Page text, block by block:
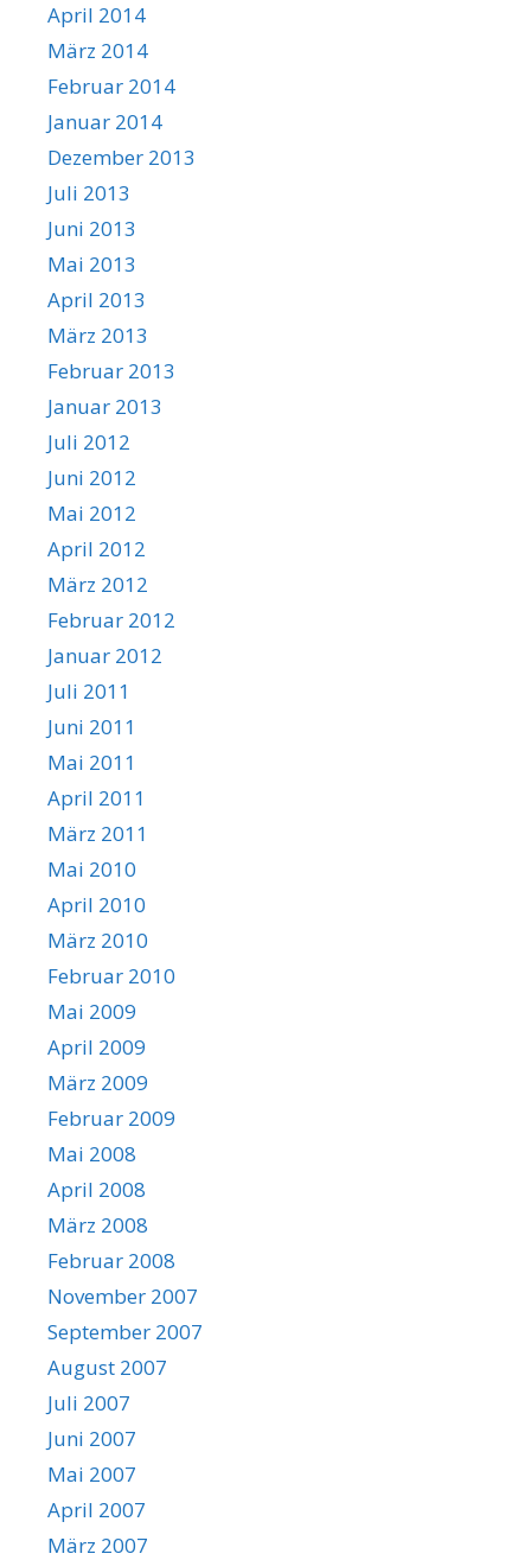
April 2014
März 2014
Februar 2014
Januar 2014
Dezember 2013
Juli 2013
Juni 2013
Mai 2013
April 2013
März 2013
Februar 2013
Januar 2013
Juli 2012
Juni 2012
Mai 2012
April 2012
März 2012
Februar 2012
Januar 2012
Juli 2011
Juni 2011
Mai 2011
April 2011
März 2011
Mai 2010
April 2010
März 2010
Februar 2010
Mai 2009
April 2009
März 2009
Februar 2009
Mai 2008
April 2008
März 2008
Februar 2008
November 2007
September 2007
August 2007
Juli 2007
Juni 2007
Mai 2007
April 2007
März 2007